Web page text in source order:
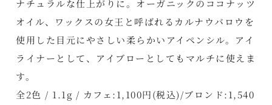
ナチュラルな仕上がりに。オーガニックのココナッツ
オイル、ワックスの女王と呼ばれるカルナウバロウを
使用した目元にやさしい柔らかいアイペンシル。アイ
ライナーとして、アイブローとしてもマルチに使えま
す。
全2色 / 1.1g / カフェ:1,100円(税込)/ブロンド:1,540